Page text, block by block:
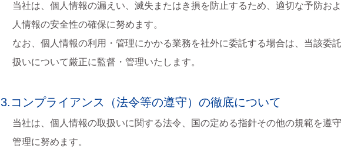
当社は、個人情報の漏えい、滅失またはき損を防止するため、適切な予防お
人情報の安全性の確保に努めます。
なお、個人情報の利用・管理にかかる業務を社外に委託する場合は、当該委
扱いについて厳正に監督・管理いたします。
3.コンプライアンス（法令等の遵守）の徹底について
当社は、個人情報の取扱いに関する法令、国の定める指針その他の規範を遵
管理に努めます。